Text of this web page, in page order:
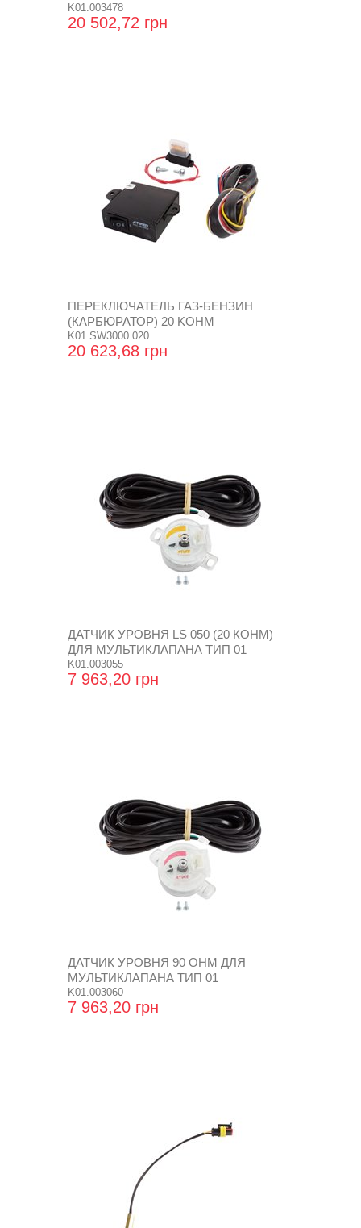
K01.003478
20 502,72 грн
ПЕРЕКЛЮЧАТЕЛЬ ГАЗ-БЕНЗИН
(КАРБЮРАТОР) 20 KOHM
K01.SW3000.020
20 623,68 грн
ДАТЧИК УРОВНЯ LS 050 (20 КОHM)
ДЛЯ МУЛЬТИКЛАПАНА ТИП 01
K01.003055
7 963,20 грн
ДАТЧИК УРОВНЯ 90 OHM ДЛЯ
МУЛЬТИКЛАПАНА ТИП 01
K01.003060
7 963,20 грн